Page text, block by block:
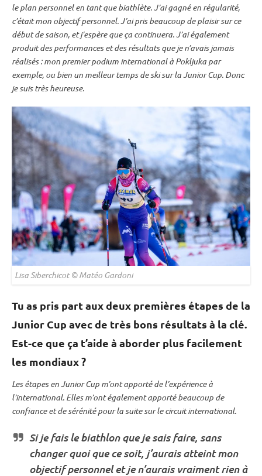
le plan personnel en tant que biathlète. J’ai gagné en régularité,
c’était mon objectif personnel. J’ai pris beaucoup de plaisir sur ce
début de saison, et j’espère que ça continuera. J’ai également
produit des performances et des résultats que je n’avais jamais
réalisés : mon premier podium international à Pokljuka par
exemple, ou bien un meilleur temps de ski sur laJunior Cup. Donc
je suis très heureuse.
Lisa Siberchicot © Matéo Gardoni
Tu as pris part aux deux premières étapes de la
Junior Cup avec de très bons résultats à la clé.
Est-ce que ça t’aide à aborder plus facilement
les mondiaux ?
Les étapes enJunior Cup m’ont apporté de l’expérience à
l’international. Elles m’ont également apporté beaucoup de
confiance et de sérénité pour la suite sur le circuit international.
Si je fais le biathlon que je sais faire, sans
changer quoi que ce soit, j’aurais atteint mon
objectif personnel et je n’aurais vraiment rien à